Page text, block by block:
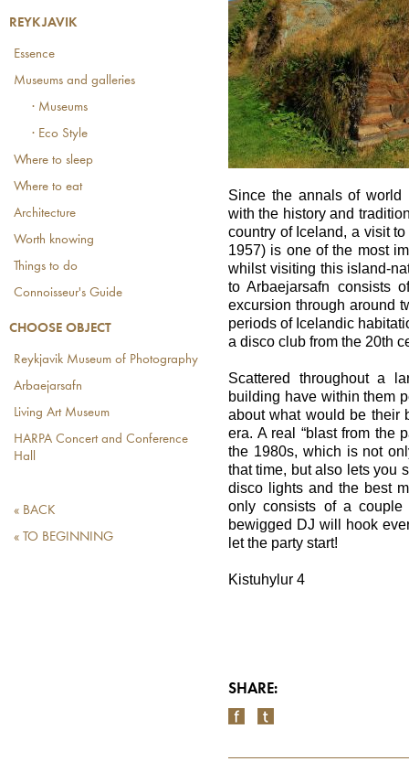
REYKJAVIK
Essence
Museums and galleries
· Museums
· Eco Style
Where to sleep
Where to eat
Architecture
Worth knowing
Things to do
Connoisseur's Guide
CHOOSE OBJECT
Reykjavik Museum of Photography
Arbaejarsafn
Living Art Museum
HARPA Concert and Conference
Hall
« BACK
« TO BEGINNING
Since the annals of world
with the history and
country of Iceland, a visit
1957) is one of the most
whilst visiting this island-
to Arbaejarsafn consists
excursion through around
periods of Icelandic
a disco club from the 20th
Scattered throughout a
building have within them
about what would be their
era. A real “blast from the
the 1980s, which is not
that time, but also lets you
disco lights and the best
only consists of a
bewigged DJ will hook
let the party start!
Kistuhylur 4
SHARE: